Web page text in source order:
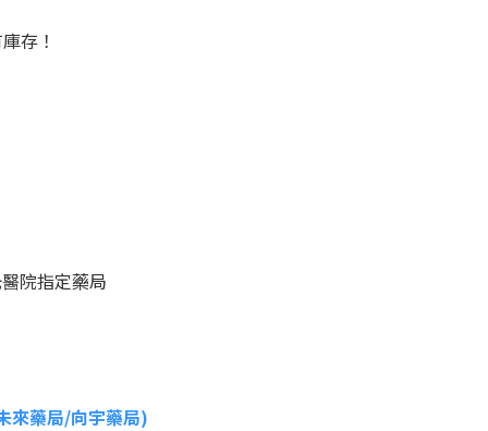
存！
院指定藥局
來藥局/向宇藥局)